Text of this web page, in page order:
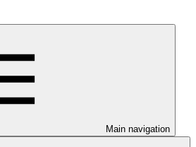
Main navigation